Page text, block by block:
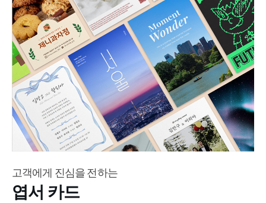
고객에게 진심을 전하는
엽서 카드